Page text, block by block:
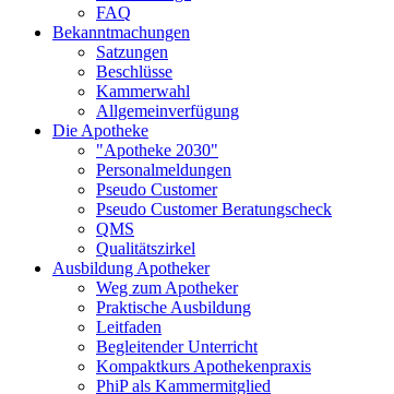
FAQ
Bekanntmachungen
Satzungen
Beschlüsse
Kammerwahl
Allgemeinverfügung
Die Apotheke
"Apotheke 2030"
Personalmeldungen
Pseudo Customer
Pseudo Customer Beratungscheck
QMS
Qualitätszirkel
Ausbildung Apotheker
Weg zum Apotheker
Praktische Ausbildung
Leitfaden
Begleitender Unterricht
Kompaktkurs Apothekenpraxis
PhiP als Kammermitglied